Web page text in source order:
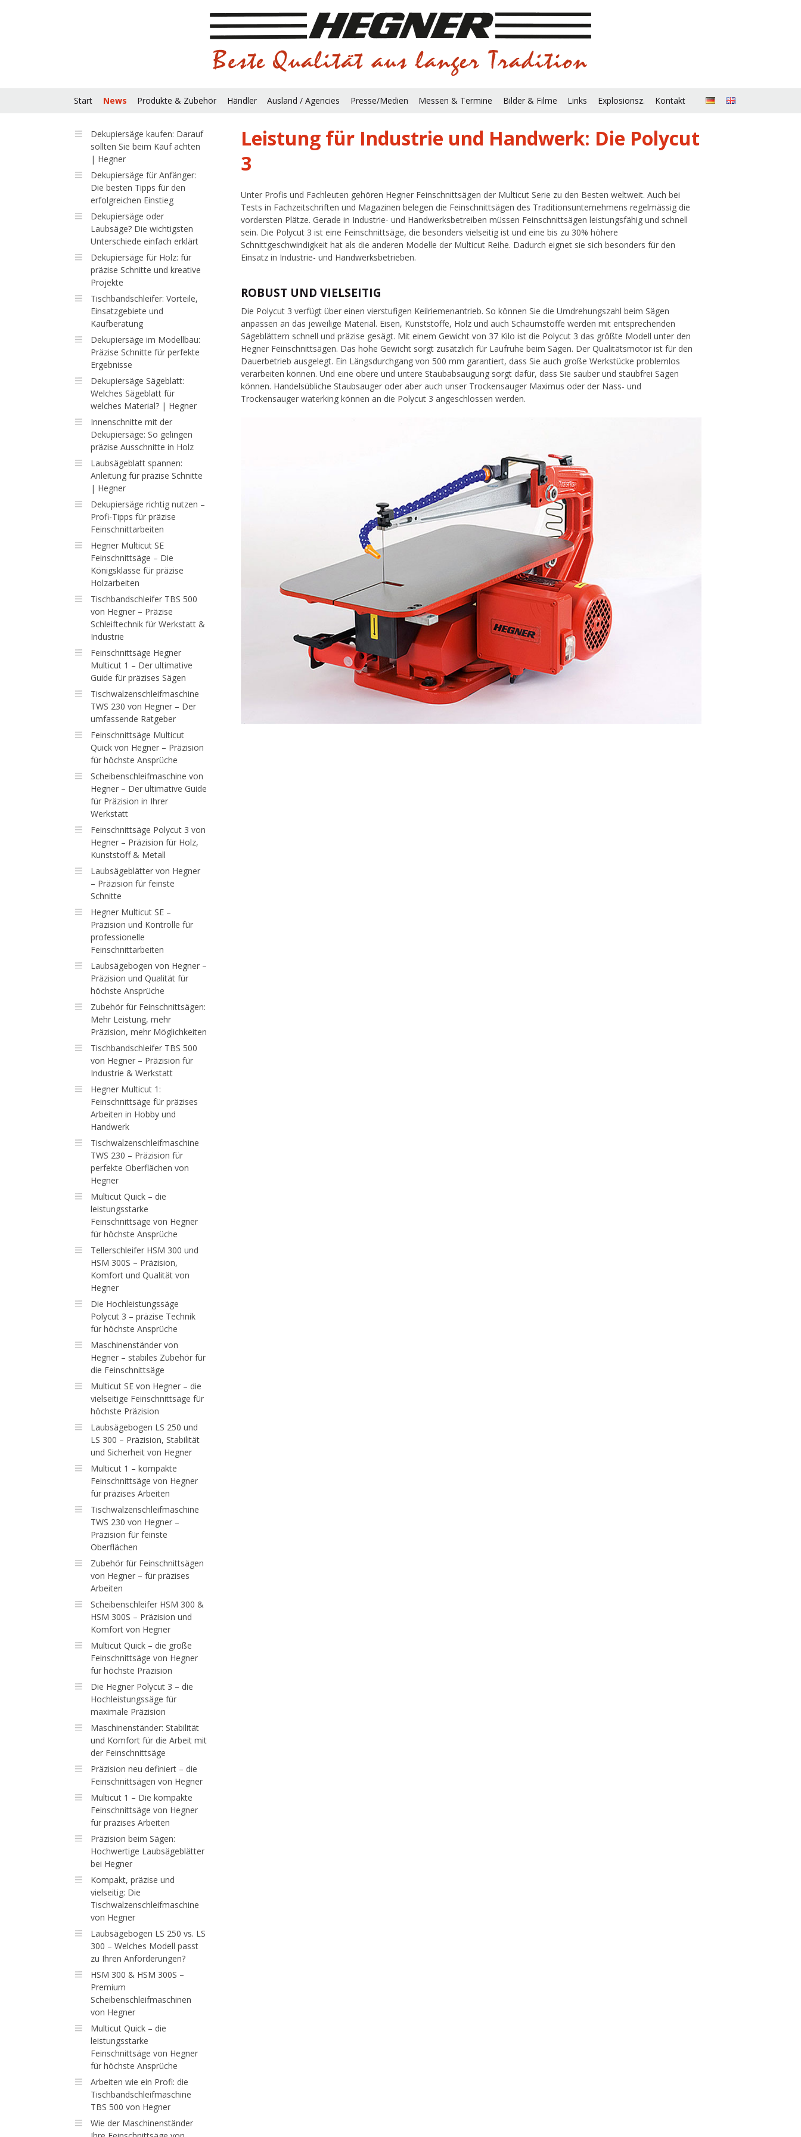
Start News Produkte & Zubehör Händler Ausland / Agencies Presse/Medien Messen & Termine Bilder & Filme Links Explosionsz. Kontakt
Dekupiersäge kaufen: Darauf
sollten Sie beim Kauf achten
| Hegner
Dekupiersäge für Anfänger:
Die besten Tipps für den
erfolgreichen Einstieg
Dekupiersäge oder
Laubsäge? Die wichtigsten
Unterschiede einfach erklärt
Dekupiersäge für Holz: für
präzise Schnitte und kreative
Projekte
Tischbandschleifer: Vorteile,
Einsatzgebiete und
Kaufberatung
Dekupiersäge im Modellbau:
Präzise Schnitte für perfekte
Ergebnisse
Dekupiersäge Sägeblatt:
Welches Sägeblatt für
welches Material? | Hegner
Innenschnitte mit der
Dekupiersäge: So gelingen
präzise Ausschnitte in Holz
Laubsägeblatt spannen:
Anleitung für präzise Schnitte
| Hegner
Dekupiersäge richtig nutzen –
Profi-Tipps für präzise
Feinschnittarbeiten
Hegner Multicut SE
Feinschnittsäge – Die
Königsklasse für präzise
Holzarbeiten
Tischbandschleifer TBS 500
von Hegner – Präzise
Schleiftechnik für Werkstatt &
Industrie
Feinschnittsäge Hegner
Multicut 1 – Der ultimative
Guide für präzises Sägen
Tischwalzenschleifmaschine
TWS 230 von Hegner – Der
umfassende Ratgeber
Feinschnittsäge Multicut
Quick von Hegner – Präzision
für höchste Ansprüche
Scheibenschleifmaschine von
Hegner – Der ultimative Guide
für Präzision in Ihrer
Werkstatt
Feinschnittsäge Polycut 3 von
Hegner – Präzision für Holz,
Kunststoff & Metall
Laubsägeblätter von Hegner
– Präzision für feinste
Schnitte
Hegner Multicut SE –
Präzision und Kontrolle für
professionelle
Feinschnittarbeiten
Laubsägebogen von Hegner –
Präzision und Qualität für
höchste Ansprüche
Zubehör für Feinschnittsägen:
Mehr Leistung, mehr
Präzision, mehr Möglichkeiten
Tischbandschleifer TBS 500
von Hegner – Präzision für
Industrie & Werkstatt
Hegner Multicut 1:
Feinschnittsäge für präzises
Arbeiten in Hobby und
Handwerk
Tischwalzenschleifmaschine
TWS 230 – Präzision für
perfekte Oberflächen von
Hegner
Multicut Quick – die
leistungsstarke
Feinschnittsäge von Hegner
für höchste Ansprüche
Tellerschleifer HSM 300 und
HSM 300S – Präzision,
Komfort und Qualität von
Hegner
Die Hochleistungssäge
Polycut 3 – präzise Technik
für höchste Ansprüche
Maschinenständer von
Hegner – stabiles Zubehör für
die Feinschnittsäge
Multicut SE von Hegner – die
vielseitige Feinschnittsäge für
höchste Präzision
Laubsägebogen LS 250 und
LS 300 – Präzision, Stabilität
und Sicherheit von Hegner
Multicut 1 – kompakte
Feinschnittsäge von Hegner
für präzises Arbeiten
Tischwalzenschleifmaschine
TWS 230 von Hegner –
Präzision für feinste
Oberflächen
Zubehör für Feinschnittsägen
von Hegner – für präzises
Arbeiten
Scheibenschleifer HSM 300 &
HSM 300S – Präzision und
Komfort von Hegner
Multicut Quick – die große
Feinschnittsäge von Hegner
für höchste Präzision
Die Hegner Polycut 3 – die
Hochleistungssäge für
maximale Präzision
Maschinenständer: Stabilität
und Komfort für die Arbeit mit
der Feinschnittsäge
Präzision neu definiert – die
Feinschnittsägen von Hegner
Multicut 1 – Die kompakte
Feinschnittsäge von Hegner
für präzises Arbeiten
Präzision beim Sägen:
Hochwertige Laubsägeblätter
bei Hegner
Kompakt, präzise und
vielseitig: Die
Tischwalzenschleifmaschine
von Hegner
Laubsägebogen LS 250 vs. LS
300 – Welches Modell passt
zu Ihren Anforderungen?
HSM 300 & HSM 300S –
Premium
Scheibenschleifmaschinen
von Hegner
Multicut Quick – die
leistungsstarke
Feinschnittsäge von Hegner
für höchste Ansprüche
Arbeiten wie ein Profi: die
Tischbandschleifmaschine
TBS 500 von Hegner
Wie der Maschinenständer
Leistung für Industrie und Handwerk: Die Polycut
3
Unter Profis und Fachleuten gehören Hegner Feinschnittsägen der Multicut Serie zu den Besten weltweit. Auch bei
Tests in Fachzeitschriften und Magazinen belegen die Feinschnittsägen des Traditionsunternehmens regelmässig die
vordersten Plätze. Gerade in Industrie- und Handwerksbetreiben müssen Feinschnittsägen leistungsfähig und schnell
sein. Die Polycut 3 ist eine Feinschnittsäge, die besonders vielseitig ist und eine bis zu 30% höhere
Schnittgeschwindigkeit hat als die anderen Modelle der Multicut Reihe. Dadurch eignet sie sich besonders für den
Einsatz in Industrie- und Handwerksbetrieben.
ROBUST UND VIELSEITIG
Die Polycut 3 verfügt über einen vierstufigen Keilriemenantrieb. So können Sie die Umdrehungszahl beim Sägen
anpassen an das jeweilige Material. Eisen, Kunststoffe, Holz und auch Schaumstoffe werden mit entsprechenden
Sägeblättern schnell und präzise gesägt. Mit einem Gewicht von 37 Kilo ist die Polycut 3 das größte Modell unter den
Hegner Feinschnittsägen. Das hohe Gewicht sorgt zusätzlich für Laufruhe beim Sägen. Der Qualitätsmotor ist für den
Dauerbetrieb ausgelegt. Ein Längsdurchgang von 500 mm garantiert, dass Sie auch große Werkstücke problemlos
verarbeiten können. Und eine obere und untere Staubabsaugung sorgt dafür, dass Sie sauber und staubfrei Sägen
können. Handelsübliche Staubsauger oder aber auch unser Trockensauger Maximus oder der Nass- und
Trockensauger waterking können an die Polycut 3 angeschlossen werden.